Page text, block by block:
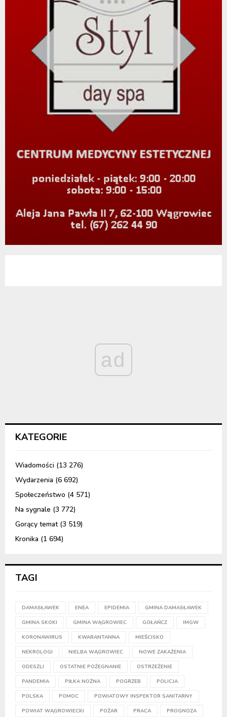
ad
KATEGORIE
Wiadomości (13 276)
Wydarzenia (6 692)
Społeczeństwo (4 571)
Na sygnale (3 772)
Gorący temat(3 519)
Kronika (1 694)
TAGI
DAMASŁAWEK ENEA EPIDEMIA GMINA DAMASŁAWEK
GMINA SKOKI GMINA WĄGROWIEC GOŁAŃCZ IMGW
KORONAWIRUS KWARANTANNA MIEŚCISKO
NEKROLOGI NIELBA WĄGROWIEC NOWE ZAKAŻENIA
ODESZLI OSTATNIE POŻEGNANIE OSTRZEŻENIE
PANDEMIA PIŁKA NOŻNA POGRZEB POLICJA
POLSKA POMOC POWIATOWY INSPEKTOR SANITARNY
POWIAT WĄGROWIECKI POŻAR PRACA PROGNOZA